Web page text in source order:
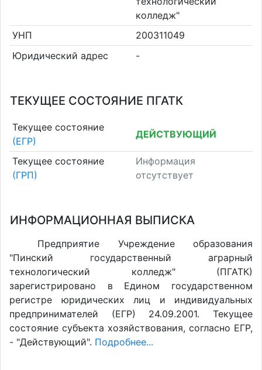
колледж"
УНП
200311049
Юридический адрес
-
ТЕКУЩЕЕ СОСТОЯНИЕ ПГАТК
Текущее состояние
(ЕГР)
ДЕЙСТВУЮЩИЙ
Текущее состояние
(ГРП)
Информация
отсутствует
ИНФОРМАЦИОННАЯ ВЫПИСКА
Предприятие Учреждение образования
"Пинский государственный аграрный
технологический колледж" (ПГАТК)
зарегистрировано в Едином государственном
регистре юридических лиц и индивидуальных
предпринимателей (ЕГР) 24.09.2001. Текущее
состояние субъекта хозяйствования, согласно ЕГР,
- "Действующий". Подробнее...